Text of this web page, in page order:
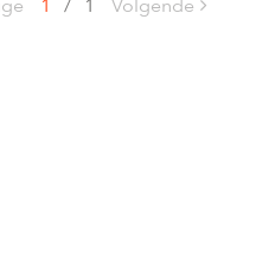
1 / 1 Volgende